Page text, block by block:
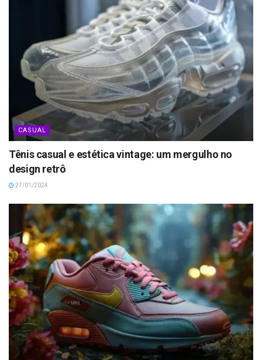
CASUAL
Tênis casual e estética vintage: um mergulho no
design retrô
27/01/2024